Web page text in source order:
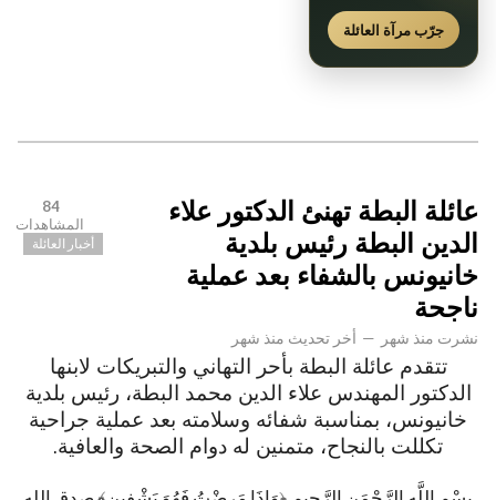
جرّب مرآة العائلة
عائلة البطة تهنئ الدكتور علاء
الدين البطة رئيس بلدية
خانيونس بالشفاء بعد عملية
ناجحة
نشرت منذ شهر — أخر تحديث منذ شهر
84
المشاهدات
أخبار العائلة
تتقدم عائلة البطة بأحر التهاني والتبريكات لابنها
الدكتور المهندس علاء الدين محمد البطة، رئيس بلدية
خانيونس، بمناسبة شفائه وسلامته بعد عملية جراحية
تكللت بالنجاح، متمنين له دوام الصحة والعافية.